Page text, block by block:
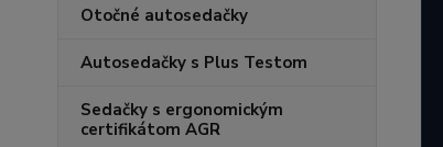
Otočné autosedačky
Autosedačky s Plus Testom
Sedačky s ergonomickým
certifikátom AGR